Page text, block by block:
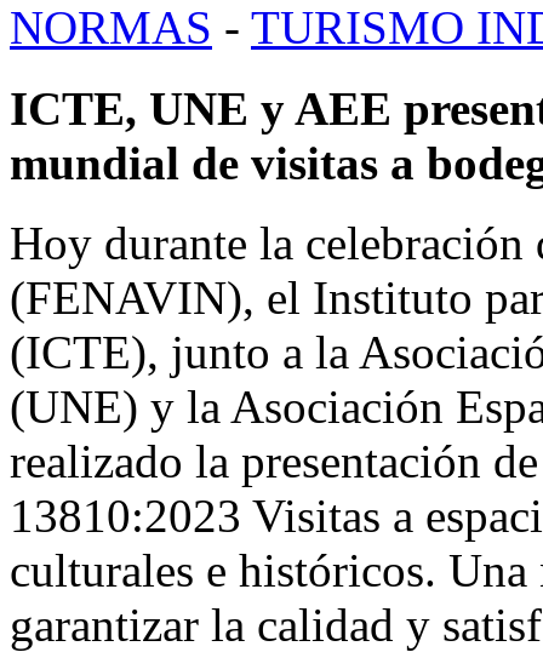
NORMAS - TURISMO
ICTE, UNE y AEE
mundial de visitas a
Hoy durante la
(FENAVIN), el Instituto
(ICTE), junto a la
(UNE) y la Asociación
realizado la presentación
13810:2023 Visitas a
culturales e históricos.
garantizar la calidad y